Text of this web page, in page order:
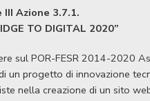
III Azione 3.7.1.
TO DIGITAL 2020”
sul POR-FESR 2014-2020
un progetto di innovazione
nella creazione di un sito